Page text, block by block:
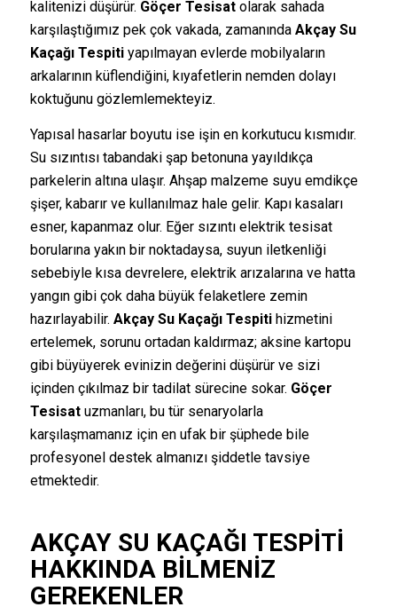
kalitenizi düşürür. Göçer Tesisatolarak sahada
karşılaştığımız pek çok vakada, zamanında Akçay Su
Kaçağı Tespitiyapılmayan evlerde mobilyaların
arkalarının küflendiğini, kıyafetlerin nemden dolayı
koktuğunu gözlemlemekteyiz.
Yapısal hasarlar boyutu ise işin en korkutucu kısmıdır.
Su sızıntısı tabandaki şap betonuna yayıldıkça
parkelerin altına ulaşır. Ahşap malzeme suyu emdikçe
şişer, kabarır ve kullanılmaz hale gelir. Kapı kasaları
esner, kapanmaz olur. Eğer sızıntı elektrik tesisat
borularına yakın bir noktadaysa, suyun iletkenliği
sebebiyle kısa devrelere, elektrik arızalarına ve hatta
yangın gibi çok daha büyük felaketlere zemin
hazırlayabilir. Akçay Su Kaçağı Tespitihizmetini
ertelemek, sorunu ortadan kaldırmaz; aksine kartopu
gibi büyüyerek evinizin değerini düşürür ve sizi
içinden çıkılmaz bir tadilat sürecine sokar. Göçer
Tesisatuzmanları, bu tür senaryolarla
karşılaşmamanız için en ufak bir şüphede bile
profesyonel destek almanızı şiddetle tavsiye
etmektedir.
AKÇAY SU KAÇAĞI TESPITI
HAKKINDA BILMENIZ
GEREKENLER